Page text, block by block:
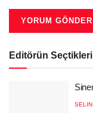
Editörün Seçtikleri
SELIN